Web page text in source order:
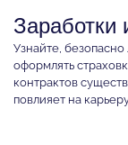
Заработки
Узнайте,
оформлять
контрактов
повлияет на